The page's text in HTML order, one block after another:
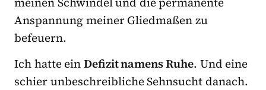
Anspannung meiner Gliedmaßen zu
befeuern.
Ich hatte einDefizit namens Ruhe. Und eine
schier unbeschreibliche Sehnsucht danach.